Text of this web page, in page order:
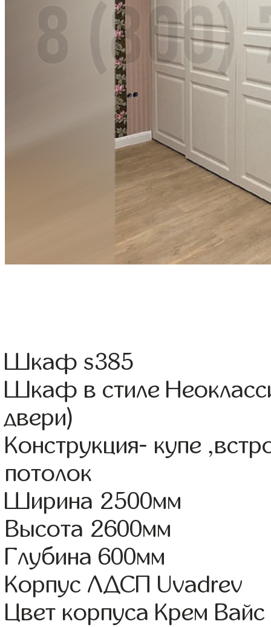
Шкаф s385
Шкаф в стиле
двери)
Конструкция- купе
потолок
Ширина 2500мм
Высота 2600мм
Глубина 600мм
Корпус ЛДСП Uvadrev
Цвет корпуса Крем Вайс